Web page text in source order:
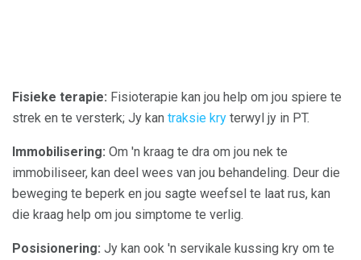
Fisieke terapie: Fisioterapie kan jou help om jou spiere te
strek en te versterk; Jy kan traksie kry terwyl jy in PT.
Immobilisering: Om 'n kraag te dra om jou nek te
immobiliseer, kan deel wees van jou behandeling. Deur die
beweging te beperk en jou sagte weefsel te laat rus, kan
die kraag help om jou simptome te verlig.
Posisionering: Jy kan ook 'n servikale kussing kry om te